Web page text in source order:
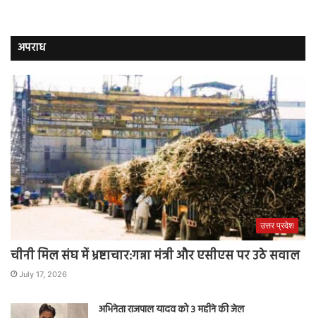
अपराध
उत्तर प्रदेश
चीनी मिल संघ में भ्रष्टाचार:गन्ना मंत्री और एसीएस पर उठे सवाल
July 17, 2026
अभिनेता राजपाल यादव को 3 महीने की जेल